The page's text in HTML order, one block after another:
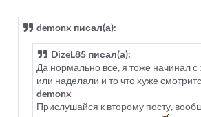
demonx писал(а):
DizeL85 писал(а):
Да нормально всё, я тоже начинал
или наделали и то что хуже
demonx
Прислушайся к второму посту,